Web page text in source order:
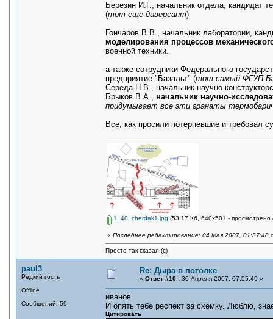
Березин И.Г., начальник отдела, кандидат
(тот еще диверсант)
Гончаров В.В., начальник лаборатории,
моделирования процессов
военной техники.
а также сотрудники Федерального
предприятие "Базальт" (тот самый ФГУП
Середа Н.В., начальник научно-
Брыков В.А., начальник научно-
придумывает все эти гранаты
Все, как просили потерпевшие и требовал
1_40_cherdak1.jpg (53.17 Кб, 640x501 - просмотрено
« Последнее редактирование: 04 Мая 2007, 01:37:48
Просто так сказал (с)
paul3
Редкий гость
Offline
Сообщений: 59
Re: Дыра в потолке
« Ответ #10 : 30 Апреля 2007, 07:55:49 »
иванов
И опять тебе респект за схемку. Люблю,
Цитировать